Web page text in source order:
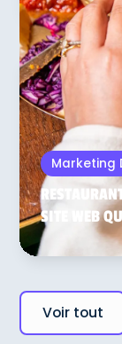
Marketing
SITE WEB
Voir tout